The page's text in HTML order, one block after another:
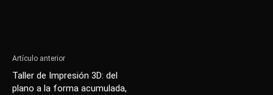
Artículo anterior
Taller de Impresión 3D: del
plano a la forma acumulada,